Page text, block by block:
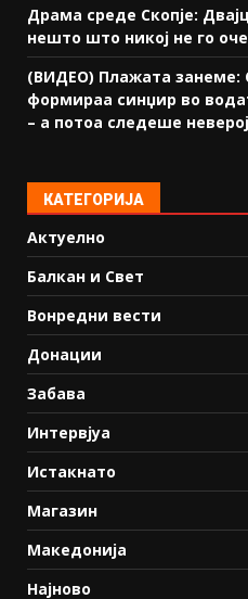
Драма среде Скопје:
нешто што никој не го
(ВИДЕО) Плажата занеме:
формираа синџир во
– а потоа следеше
КАТЕГОРИЈА
Актуелно
Балкан и Свет
Вонредни вести
Донации
Забава
Интервјуа
Истакнато
Магазин
Македонија
Најново